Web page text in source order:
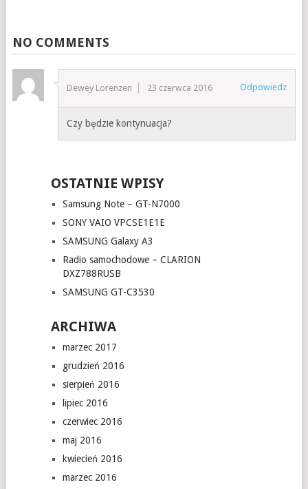
NO COMMENTS
Dewey Lorenzen 23 czerwca 2016 Odpowiedz
Czy będzie kontynuacja?
OSTATNIE WPISY
Samsung Note – GT-N7000
SONY VAIO VPCSE1E1E
SAMSUNG Galaxy A3
Radio samochodowe – CLARION
DXZ788RUSB
SAMSUNG GT-C3530
ARCHIWA
marzec 2017
grudzień 2016
sierpień 2016
lipiec 2016
czerwiec 2016
maj 2016
kwiecień 2016
marzec 2016